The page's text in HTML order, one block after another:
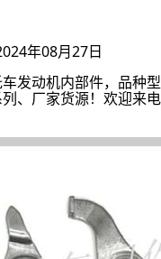
年08月27日
发动机内部件，品种型
、厂家货源！欢迎来电